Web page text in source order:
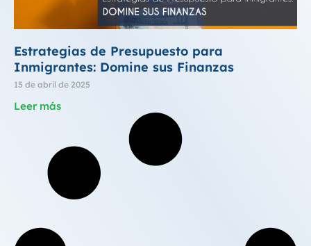
Estrategias de Presupuesto para
Inmigrantes: Domine sus Finanzas
15 de abril de 2025
Leer más